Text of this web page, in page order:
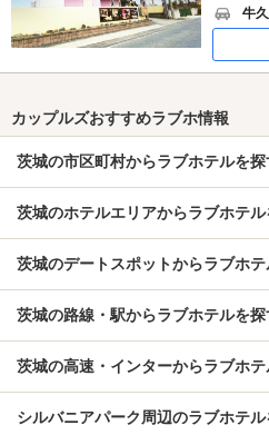
牛
カップルズおすすめラブホ情報
茨城の市区町村からラブホテルを探
茨城のホテルエリアからラブホテ
茨城のデートスポットからラブホ
茨城の路線・駅からラブホテルを探
茨城の高速・インターからラブホ
シルバニアパーク周辺のラブホテ